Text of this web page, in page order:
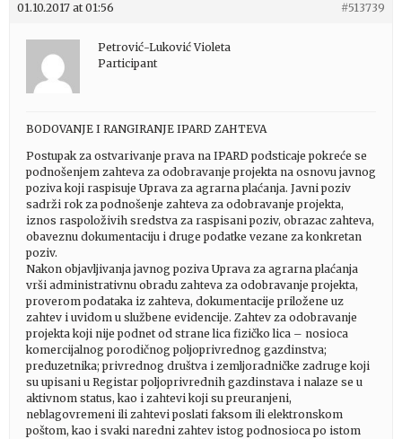
01.10.2017 at 01:56 #513739
Petrović-Luković Violeta
Participant
BODOVANJE I RANGIRANJE IPARD ZAHTEVA
Postupak za ostvarivanje prava na IPARD podsticaje pokreće se
podnošenjem zahteva za odobravanje projekta na osnovu javnog
poziva koji raspisuje Uprava za agrarna plaćanja. Javni poziv
sadrži rok za podnošenje zahteva za odobravanje projekta,
iznos raspoloživih sredstva za raspisani poziv, obrazac zahteva,
obaveznu dokumentaciju i druge podatke vezane za konkretan
poziv.
Nakon objavljivanja javnog poziva Uprava za agrarna plaćanja
vrši administrativnu obradu zahteva za odobravanje projekta,
proverom podataka iz zahteva, dokumentacije priložene uz
zahtev i uvidom u službene evidencije. Zahtev za odobravanje
projekta koji nije podnet od strane lica fizičko lica – nosioca
komercijalnog porodičnog poljoprivrednog gazdinstva;
preduzetnika; privrednog društva i zemljoradničke zadruge koji
su upisani u Registar poljoprivrednih gazdinstava i nalaze se u
aktivnom status, kao i zahtevi koji su preuranjeni,
neblagovremeni ili zahtevi poslati faksom ili elektronskom
poštom, kao i svaki naredni zahtev istog podnosioca po istom